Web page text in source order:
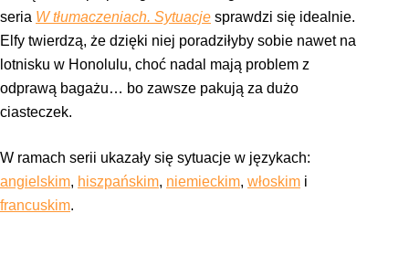
seria W tłumaczeniach. Sytuacje sprawdzi się idealnie.
Elfy twierdzą, że dzięki niej poradziłyby sobie nawet na
lotnisku w Honolulu, choć nadal mają problem z
odprawą bagażu… bo zawsze pakują za dużo
ciasteczek.
W ramach serii ukazały się sytuacje w językach:
angielskim, hiszpańskim, niemieckim, włoskim i
francuskim.